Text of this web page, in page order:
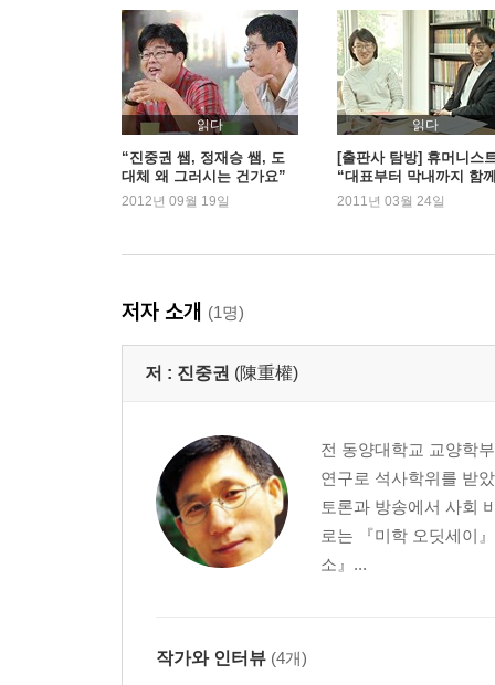
5. 물구나무 선 원근법
소실점이 아래로｜직선을 곡선으로｜이미 굽
투시법의 천재지변｜큐비즘｜프리미티비즘인가
- 왜곡상
6. 도상학에서 도상해석학으로
전도상학적 단계｜교정 원리로서의 양식사｜도
7. 엘 그레코, 신학적 가상현실
초월적 세계로｜영혼을 보는 자｜얼마나 많은 피
8. 시(視) 형식으로서 미술사
개인과 민족의 시대｜시형식으로서의 예술사｜
통일성으로｜명료성에서 불명료성으로｜외적 미
아카데미의 전횡｜라파엘로냐 티치아노냐｜형
읽다
“진중권 쌤, 정재승 쌤, 도
대체 왜 그러시는 건가요”
두 남자의 매력적인 생각 합
2012년 09월 19일
읽다
[출판사 탐방] 휴머니스
“대표부터 막내까지 함
‘편집 일기’ 쓰지요”
2011년 03월 24일
저자 소개 (1명)
저 : 진중권 (陳重權)
전 동양대학교 교양학
연구로 석사학위를 받
토론과 방송에서 사회
로는 『미학 오딧세이
소』...
작가와 인터뷰 (4개)